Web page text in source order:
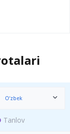
O‘zbek
Tanlov